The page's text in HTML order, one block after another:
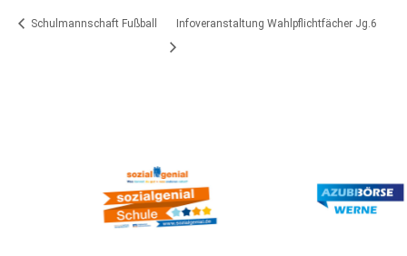
Schulmannschaft Fußball Infoveranstaltung Wahlpflichtfächer Jg.6